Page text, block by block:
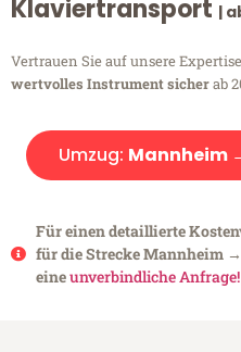
Klaviertransport |
Vertrauen Sie auf unsere
wertvolles Instrument sicherab
Umzug: Mannheim
Für einen detaillierte
für die Strecke Mannheim
eineunverbindliche Anfrage!